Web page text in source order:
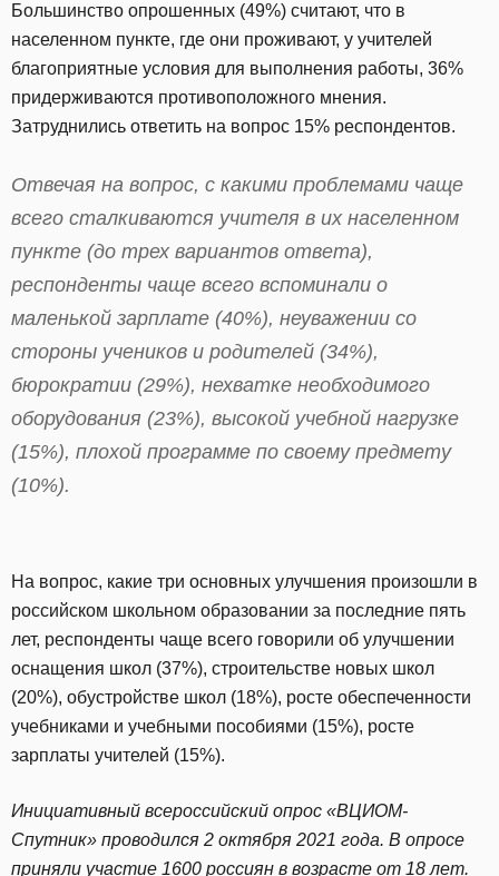
Большинство опрошенных (49%) считают, что в
населенном пункте, где они проживают, у учителей
благоприятные условия для выполнения работы, 36%
придерживаются противоположного мнения.
Затруднились ответить на вопрос 15% респондентов.
Отвечая на вопрос, с какими проблемами чаще
всего сталкиваются учителя в их населенном
пункте (до трех вариантов ответа),
респонденты чаще всего вспоминали о
маленькой зарплате (40%), неуважении со
стороны учеников и родителей (34%),
бюрократии (29%), нехватке необходимого
оборудования (23%), высокой учебной нагрузке
(15%), плохой программе по своему предмету
(10%).
На вопрос, какие три основных улучшения произошли в
российском школьном образовании за последние пять
лет, респонденты чаще всего говорили об улучшении
оснащения школ (37%), строительстве новых школ
(20%), обустройстве школ (18%), росте обеспеченности
учебниками и учебными пособиями (15%), росте
зарплаты учителей (15%).
Инициативный всероссийский опрос «ВЦИОМ-
Спутник» проводился 2 октября 2021 года. В опросе
приняли участие 1600 россиян в возрасте от 18 лет.